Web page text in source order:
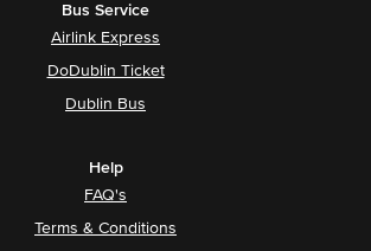
Bus Service
Airlink Express
DoDublin Ticket
Dublin Bus
Help
FAQ's
Terms & Conditions